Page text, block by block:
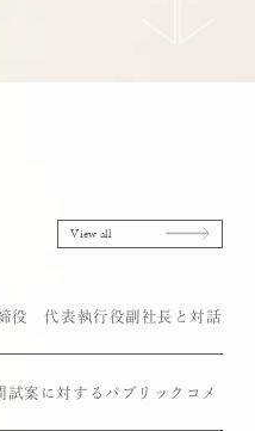
View all
役 代表執行役副社長と対話
試案に対するパブリックコメ